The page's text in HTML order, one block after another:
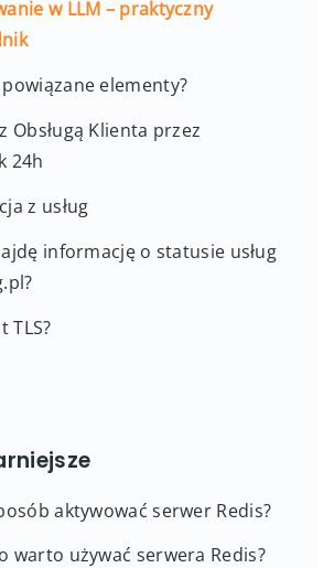
w LLM – praktyczny
powiązane elementy?
Obsługą Klienta przez
24h
z usług
informację o statusie usług
TLS?
aktywować serwer Redis?
warto używać serwera Redis?